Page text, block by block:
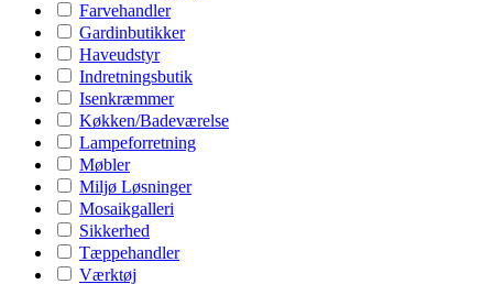
Farvehandler
Gardinbutikker
Haveudstyr
Indretningsbutik
Isenkræmmer
Køkken/Badeværelse
Lampeforretning
Møbler
Miljø Løsninger
Mosaikgalleri
Sikkerhed
Tæppehandler
Værktøj